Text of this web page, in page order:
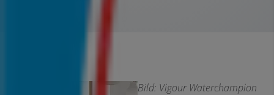
Bild: Vigour Waterchampion